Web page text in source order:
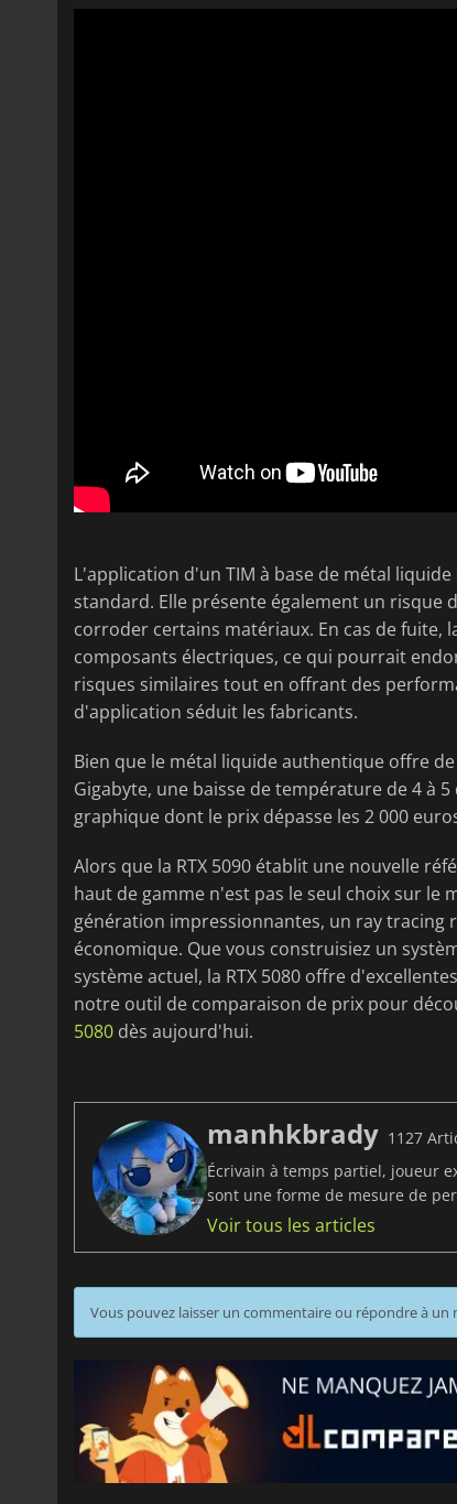
L'application d'un TIM à base de métal
standard. Elle présente également un risque
corroder certains matériaux. En cas de fuite,
composants électriques, ce qui pourrait
risques similaires tout en offrant des
d'application séduit les fabricants.
Bien que le métal liquide authentique offre
Gigabyte, une baisse de température de 4 à
graphique dont le prix dépasse les 2 000
Alors que la RTX 5090 établit une nouvelle
haut de gamme n'est pas le seul choix sur le
génération impressionnantes, un ray tracing
économique. Que vous construisiez un
système actuel, la RTX 5080 offre
notre outil de comparaison de prix pour
5080 dès aujourd'hui.
manhkbrady 1127
Écrivain à temps partiel, joueur
sont une forme de mesure de
Voir tous les articles
Vous pouvez laisser un commentaire ou répondre à un